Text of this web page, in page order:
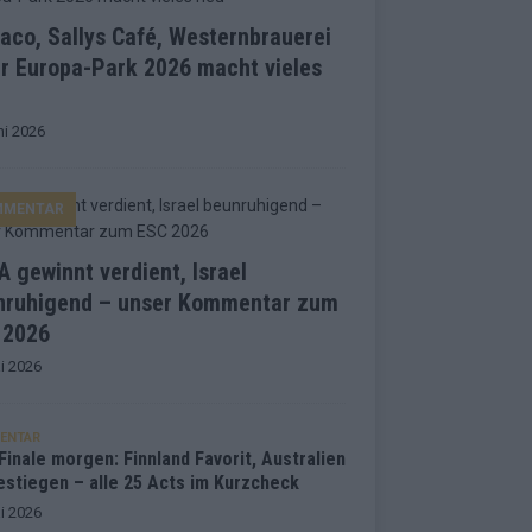
Sallys Café, Westernbrauerei
Europa-Park 2026 macht vieles
2026
gewinnt verdient, Israel
– unser Kommentar zum
2026
2026
morgen: Finnland Favorit, Australien
– alle 25 Acts im Kurzcheck
2026